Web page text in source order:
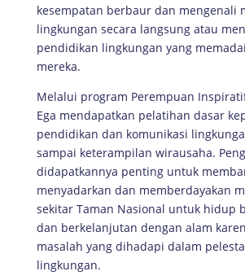
kesempatan berbaur dan mengenali
lingkungan secara langsung atau
pendidikan lingkungan yang
mereka.
Melalui program Perempuan
Ega mendapatkan pelatihan dasar
pendidikan dan komunikasi
sampai keterampilan wirausaha.
didapatkannya penting untuk
menyadarkan dan memberdayakan
sekitar Taman Nasional untuk hidup
dan berkelanjutan dengan alam
masalah yang dihadapi dalam
lingkungan.